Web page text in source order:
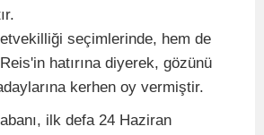
seçimlerinde, hem de
hatırına diyerek, gözünü
kerhen oy vermiştir.
ilk defa 24 Haziran